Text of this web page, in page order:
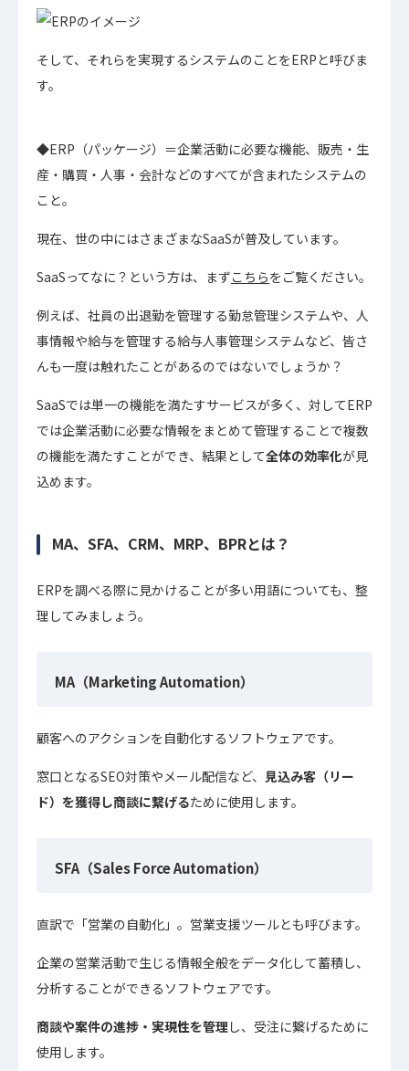
そして、それらを実現するシステムのことをERPと呼びま
す。
◆ERP（パッケージ）＝企業活動に必要な機能、販売・生
産・購買・人事・会計などのすべてが含まれたシステムの
こと。
現在、世の中にはさまざまなSaaSが普及しています。
SaaSってなに？という方は、まずこちらをご覧ください。
例えば、社員の出退勤を管理する勤怠管理システムや、人
事情報や給与を管理する給与人事管理システムなど、皆さ
んも一度は触れたことがあるのではないでしょうか？
SaaSでは単一の機能を満たすサービスが多く、対してERP
では企業活動に必要な情報をまとめて管理することで複数
の機能を満たすことができ、結果として全体の効率化が見
込めます。
MA、SFA、CRM、MRP、BPRとは？
ERPを調べる際に見かけることが多い用語についても、整
理してみましょう。
MA（Marketing Automation）
顧客へのアクションを自動化するソフトウェアです。
窓口となるSEO対策やメール配信など、 見込み客（リー
ド）を獲得し商談に繋げるために使用します。
SFA（Sales Force Automation）
直訳で「営業の自動化」。営業支援ツールとも呼びます。
企業の営業活動で生じる情報全般をデータ化して蓄積し、
分析することができるソフトウェアです。
商談や案件の進捗・実現性を管理し、受注に繋げるために
使用します。